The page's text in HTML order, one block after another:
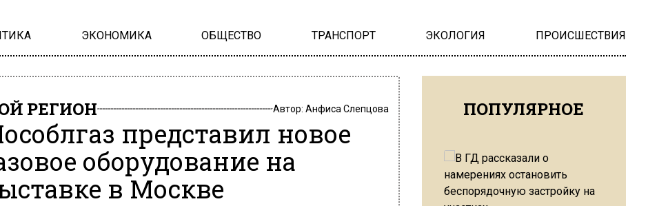
ЭКОНОМИКА ОБЩЕСТВО ТРАНСПОРТ ЭКОЛОГИЯ ПРОИСШЕСТВИЯ
РЕГИОН Автор: Анфиса Слепцова
представил новое
оборудование на
в Москве
ПОПУЛЯРНОЕ